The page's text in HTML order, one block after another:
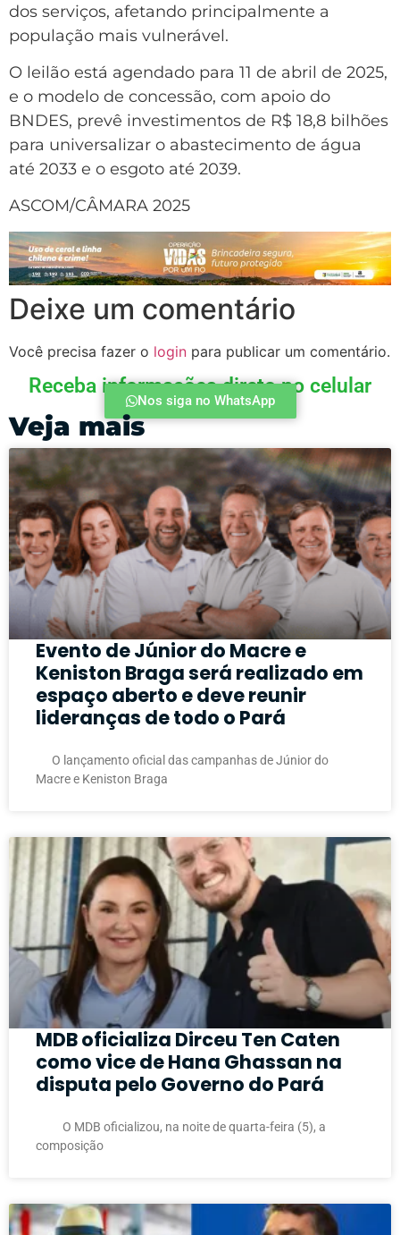
dos serviços, afetando principalmente a
população mais vulnerável.
O leilão está agendado para 11 de abril de 2025,
e o modelo de concessão, com apoio do
BNDES, prevê investimentos de R$ 18,8 bilhões
para universalizar o abastecimento de água
até 2033 e o esgoto até 2039.
ASCOM/CÂMARA 2025
Deixe um comentário
Você precisa fazer o login para publicar um comentário.
Receba informações direto no celular
Nos siga no WhatsApp
Veja mais
Evento de Júnior do Macre e
Keniston Braga será realizado em
espaço aberto e deve reunir
lideranças de todo o Pará
O lançamento oficial das campanhas de Júnior do
Macre e Keniston Braga
MDB oficializa Dirceu Ten Caten
como vice de Hana Ghassan na
disputa pelo Governo do Pará
O MDB oficializou, na noite de quarta-feira (5), a
composição